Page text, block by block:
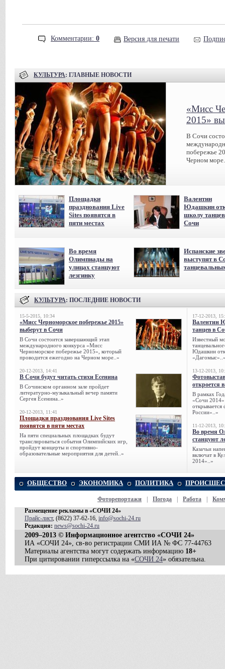
Комментарии: 0 Версия для печати
КУЛЬТУРА: ГЛАВНЫЕ НОВОСТИ
«Мисс
2015»
В Сочи
побережье
Черном
Площадки
празднования Live
Sites появятся в
пяти местах
Валентин
Юдашкин
школу
Сочи
Во время
Олимпиады на
улицах станцуют
лезгинку
Испанские
выступят в
КУЛЬТУРА: ПОСЛЕДНИЕ НОВОСТИ
15-5-2015, 10:34
«Мисс Черноморское побережье 2015»
выберут в Сочи
В Сочи состоится завершающий этап
международного конкурса «Мисс
Черноморское побережье 2015», который
проводится ежегодно на Черном море..»
20-12-2013, 14:41
В Сочи будут читать стихи Есенина
В Сочинском органном зале пройдет
литературно-музыкальный вечер памяти
Сергея Есенина..»
20-12-2013, 11:41
Площадки празднования Live Sites
появятся в пяти местах
На пяти специальных площадках будут
транслироваться события Олимпийских игр,
пройдут концерты и спортивно-
образовательные мероприятия для детей..»
17-12-2013,
Валентин
танцев в
Известный
Юдашкин
13-12-2013,
откроется
В рамках
«Сочи 2014»
открывается
России»..»
11-12-2013,
Во время
станцуют
Казачьи
включат в
2014»..»
ОБЩЕСТВО ЭКОНОМИКА ПОЛИТИКА
Фоторепортажи Погода Работа
Размещение рекламы в «СОЧИ 24»
Прайс-лист, (8622) 37-62-16, info@sochi-24.ru
Редакция: news@sochi-24.ru
2009–2013 © Информационное агентство «СОЧИ 24»
ИА «СОЧИ 24», св-во регистрации СМИ ИА № ФС 77-44763
Материалы агентства могут содержать информацию 18+
При цитировании гиперссылка на «СОЧИ 24» обязательна.